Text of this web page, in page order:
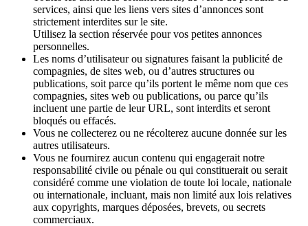
services, ainsi que les liens vers sites d’annonces sont
strictement interdites sur le site.
Utilisez la section réservée pour vos petites annonces
personnelles.
Les noms d’utilisateur ou signatures faisant la publicité de
compagnies, de sites web, ou d’autres structures ou
publications, soit parce qu’ils portent le même nom que ces
compagnies, sites web ou publications, ou parce qu’ils
incluent une partie de leur URL, sont interdits et seront
bloqués ou effacés.
Vous ne collecterez ou ne récolterez aucune donnée sur les
autres utilisateurs.
Vous ne fournirez aucun contenu qui engagerait notre
responsabilité civile ou pénale ou qui constituerait ou serait
considéré comme une violation de toute loi locale, nationale
ou internationale, incluant, mais non limité aux lois relatives
aux copyrights, marques déposées, brevets, ou secrets
commerciaux.